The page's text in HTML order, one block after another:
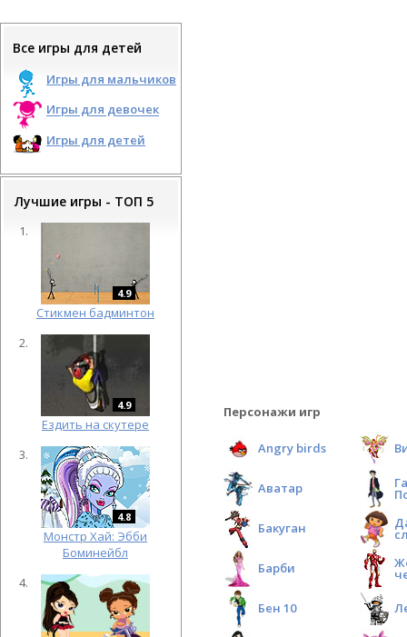
Все игры для детей
Игры для мальчиков
Игры для девочек
Игры для детей
Лучшие игры - ТОП 5
4.9
Cтикмен бадминтон
4.9
Ездить на скутере
4.8
Монстр Хай: Эбби
Боминейбл
Персонажи игр
Angry birds
Аватар
Бакуган
Барби
Бен 10